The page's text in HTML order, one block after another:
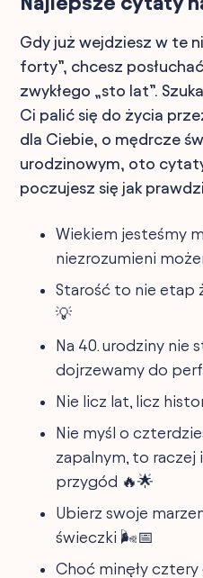
Gdy już wejdziesz w te
forty”, chcesz
zwykłego „sto lat”.
Ci palić się do życia
dla Ciebie, o mędrcze
urodzinowym, oto
poczujesz się jak
Wiekiem jesteśmy
niezrozumieni
Starość to nie etap
💡
Na 40. urodziny nie
dojrzewamy do
Nie licz lat, licz
Nie myśl o
zapalnym, to raczej
przygód 🔥🌟
Ubierz swoje
świeczki 🌬️📅
Choć minęły